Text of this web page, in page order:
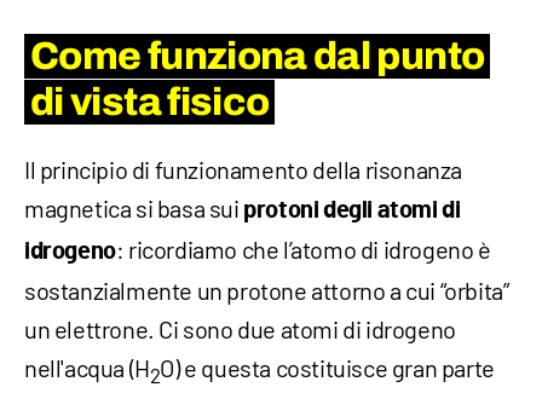
Come funziona dal punto
di vista fisico
Il principio di funzionamento della risonanza
magnetica si basa sui protoni degli atomi di
idrogeno: ricordiamo che l’atomo di idrogeno è
sostanzialmente un protone attorno a cui “orbita”
un elettrone. Ci sono due atomi di idrogeno
nell'acqua (H2O) e questa costituisce gran parte